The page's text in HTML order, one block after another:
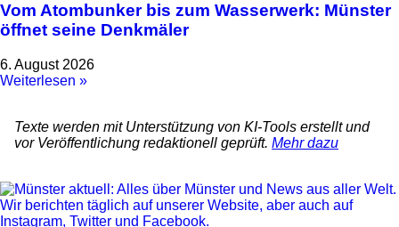
Vom Atombunker bis zum Wasserwerk: Münster
öffnet seine Denkmäler
6. August 2026
Weiterlesen »
Texte werden mit Unterstützung von KI-Tools erstellt und
vor Veröffentlichung redaktionell geprüft. Mehr dazu